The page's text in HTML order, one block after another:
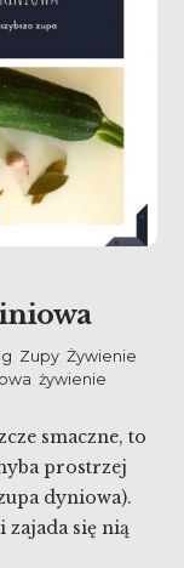
Zupy ,Żywienie
,żywienie
smaczne, to
prostrzej
dyniowa).
się nią